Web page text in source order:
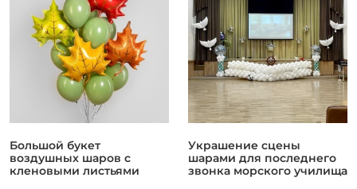
Большой букет
воздушных шаров с
кленовыми листьями
Украшение сцены
шарами для последнего
звонка морского училища